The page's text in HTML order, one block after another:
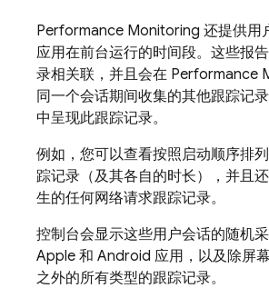
Performance Monitoring 还提供用
应用在前台运行的时间段。这些报
录相关联，并且会在 Performance
同一个会话期间收集的其他跟踪记
中呈现此跟踪记录。
例如，您可以查看按照启动顺序排
踪记录（及其各自的时长），并且
生的任何网络请求跟踪记录。
控制台会显示这些用户会话的随机
Apple 和 Android 应用，以及除屏
之外的所有类型的跟踪记录。